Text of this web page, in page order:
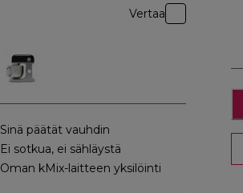
Vertaa
Sinä päätät vauhdin
Ei sotkua, ei sähläystä
Oman kMix-laitteen yksilöinti